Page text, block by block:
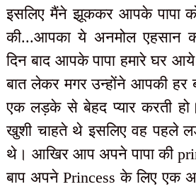
इसलिए मैंने झूककर आपके पापा
की...आपका ये अनमोल एहसान
दिन बाद आपके पापा हमारे घर आये
बात लेकर मगर उन्होंने आपकी हर
एक लड़के से बेहद प्यार करती
खुशी चाहते थे इसलिए वह पहले
थे। आखिर आप अपने पापा की
बाप अपने Princess के लिए एक